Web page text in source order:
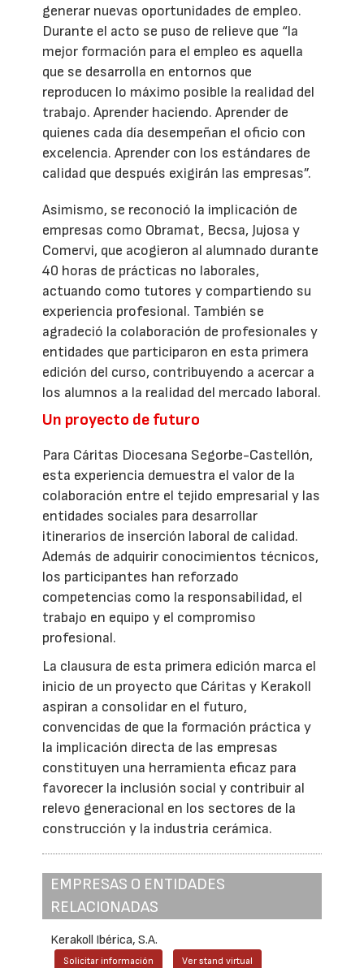
generar nuevas oportunidades de empleo.
Durante el acto se puso de relieve que “la
mejor formación para el empleo es aquella
que se desarrolla en entornos que
reproducen lo máximo posible la realidad del
trabajo. Aprender haciendo. Aprender de
quienes cada día desempeñan el oficio con
excelencia. Aprender con los estándares de
calidad que después exigirán las empresas”.
Asimismo, se reconoció la implicación de
empresas como Obramat, Becsa, Jujosa y
Comervi, que acogieron al alumnado durante
40 horas de prácticas no laborales,
actuando como tutores y compartiendo su
experiencia profesional. También se
agradeció la colaboración de profesionales y
entidades que participaron en esta primera
edición del curso, contribuyendo a acercar a
los alumnos a la realidad del mercado laboral.
Un proyecto de futuro
Para Cáritas Diocesana Segorbe-Castellón,
esta experiencia demuestra el valor de la
colaboración entre el tejido empresarial y las
entidades sociales para desarrollar
itinerarios de inserción laboral de calidad.
Además de adquirir conocimientos técnicos,
los participantes han reforzado
competencias como la responsabilidad, el
trabajo en equipo y el compromiso
profesional.
La clausura de esta primera edición marca el
inicio de un proyecto que Cáritas y Kerakoll
aspiran a consolidar en el futuro,
convencidas de que la formación práctica y
la implicación directa de las empresas
constituyen una herramienta eficaz para
favorecer la inclusión social y contribuir al
relevo generacional en los sectores de la
construcción y la industria cerámica.
EMPRESAS O ENTIDADES
RELACIONADAS
Kerakoll Ibérica, S.A.
Solicitar información Ver stand virtual